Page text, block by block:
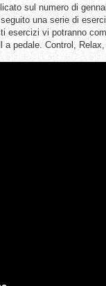
sul numero di
una serie di
esercizi vi potranno
a pedale. Control,